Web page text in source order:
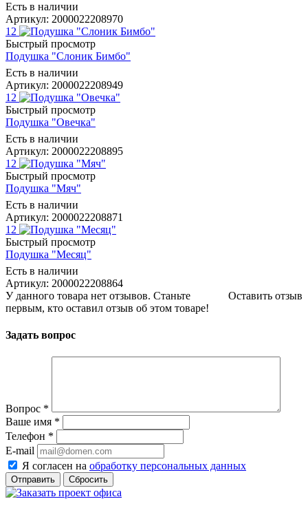
Есть в наличии
Артикул: 2000022208970
12
Быстрый просмотр
Подушка "Слоник Бимбо"
Есть в наличии
Артикул: 2000022208949
12
Быстрый просмотр
Подушка "Овечка"
Есть в наличии
Артикул: 2000022208895
12
Быстрый просмотр
Подушка "Мяч"
Есть в наличии
Артикул: 2000022208871
12
Быстрый просмотр
Подушка "Месяц"
Есть в наличии
Артикул: 2000022208864
Оставить отзыв
У данного товара нет отзывов. Станьте
первым, кто оставил отзыв об этом товаре!
Задать вопрос
Вопрос *
Ваше имя *
Телефон *
E-mail
Я согласен на обработку персональных данных
Сбросить